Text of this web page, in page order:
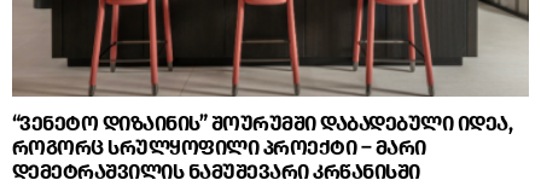
“ვენეტო დიზაინის” შოურუმში დაბადებული იდეა,
როგორც სრულყოფილი პროექტი – მარი
დემეტრაშვილის ნამუშევარი კრწანისში